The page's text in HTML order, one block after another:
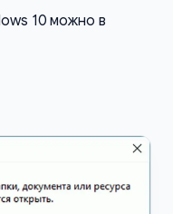
10 можно в